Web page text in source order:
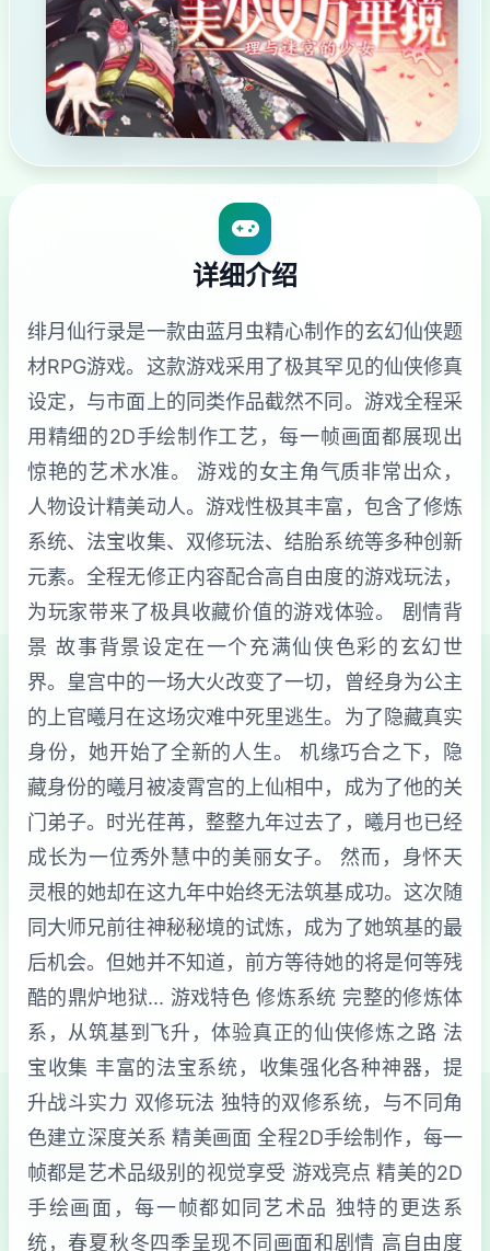
详细介绍
绯月仙行录是一款由蓝月虫精心制作的玄幻仙侠题
材RPG游戏。这款游戏采用了极其罕见的仙侠修真
设定，与市面上的同类作品截然不同。游戏全程采
用精细的2D手绘制作工艺，每一帧画面都展现出
惊艳的艺术水准。 游戏的女主角气质非常出众，
人物设计精美动人。游戏性极其丰富，包含了修炼
系统、法宝收集、双修玩法、结胎系统等多种创新
元素。全程无修正内容配合高自由度的游戏玩法，
为玩家带来了极具收藏价值的游戏体验。 剧情背
景 故事背景设定在一个充满仙侠色彩的玄幻世
界。皇宫中的一场大火改变了一切，曾经身为公主
的上官曦月在这场灾难中死里逃生。为了隐藏真实
身份，她开始了全新的人生。 机缘巧合之下，隐
藏身份的曦月被凌霄宫的上仙相中，成为了他的关
门弟子。时光荏苒，整整九年过去了，曦月也已经
成长为一位秀外慧中的美丽女子。 然而，身怀天
灵根的她却在这九年中始终无法筑基成功。这次随
同大师兄前往神秘秘境的试炼，成为了她筑基的最
后机会。但她并不知道，前方等待她的将是何等残
酷的鼎炉地狱... 游戏特色 修炼系统 完整的修炼体
系，从筑基到飞升，体验真正的仙侠修炼之路 法
宝收集 丰富的法宝系统，收集强化各种神器，提
升战斗实力 双修玩法 独特的双修系统，与不同角
色建立深度关系 精美画面 全程2D手绘制作，每一
帧都是艺术品级别的视觉享受 游戏亮点 精美的2D
手绘画面，每一帧都如同艺术品 独特的更迭系
统，春夏秋冬四季呈现不同画面和剧情 高自由度